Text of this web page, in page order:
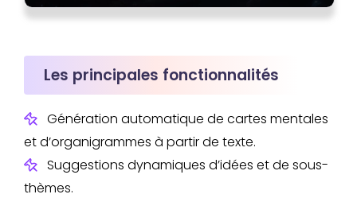
Les principales fonctionnalités
Génération automatique de cartes mentales
et d’organigrammes à partir de texte.
Suggestions dynamiques d’idées et de sous-
thèmes.